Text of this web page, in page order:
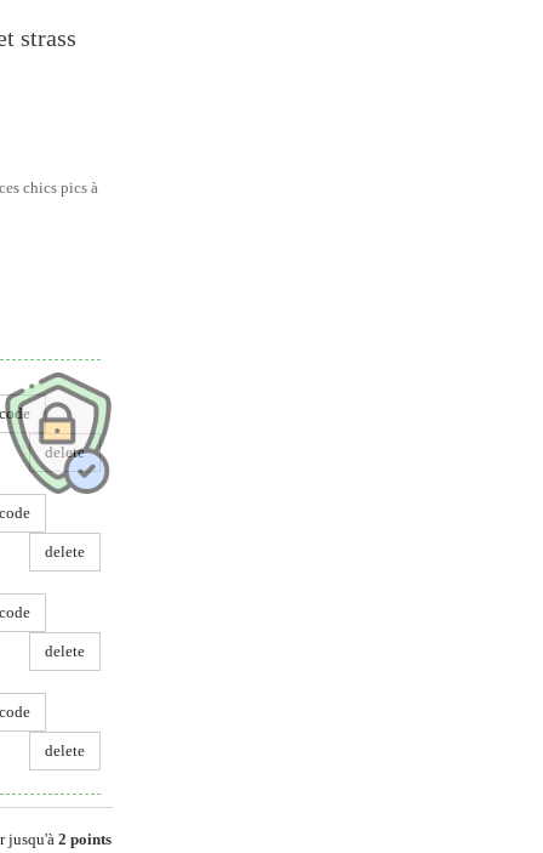
strass
chics pics à
code
delete
code
delete
code
delete
code
delete
jusqu'à 2 points